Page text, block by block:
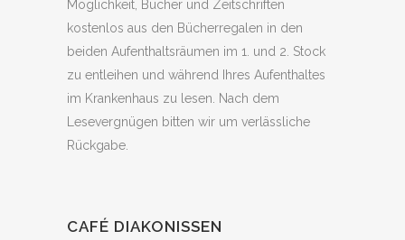
Möglichkeit, Bücher und Zeitschriften
kostenlos aus den Bücherregalen in den
beiden Aufenthaltsräumen im 1. und 2. Stock
zu entleihen und während Ihres Aufenthaltes
im Krankenhaus zu lesen. Nach dem
Lesevergnügen bitten wir um verlässliche
Rückgabe.
CAFÉ DIAKONISSEN